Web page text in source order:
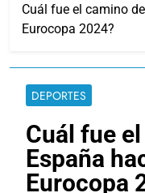
Cuál fue el camino
Eurocopa 2024?
DEPORTES
Cuál fue
España
Eurocopa